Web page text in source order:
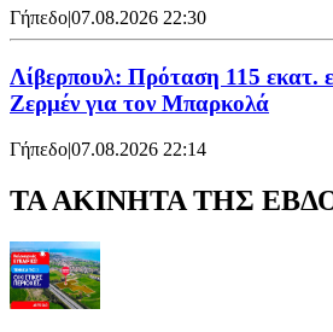
Γήπεδο|07.08.2026 22:30
Λίβερπουλ: Πρόταση 115 εκατ.
Ζερμέν για τον Μπαρκολά
Γήπεδο|07.08.2026 22:14
ΤΑ ΑΚΙΝΗΤΑ ΤΗΣ